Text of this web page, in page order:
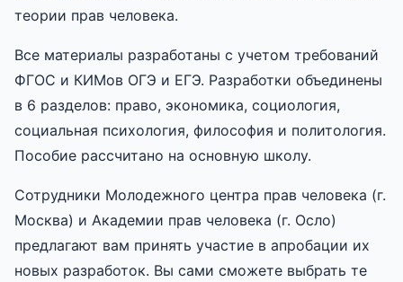
теории прав человека.
Все материалы разработаны с учетом требований
ФГОС и КИМов ОГЭ и ЕГЭ. Разработки объединены
в 6 разделов: право, экономика, социология,
социальная психология, философия и политология.
Пособие рассчитано на основную школу.
Сотрудники Молодежного центра прав человека (г.
Москва) и Академии прав человека (г. Осло)
предлагают вам принять участие в апробации их
новых разработок. Вы сами сможете выбрать те